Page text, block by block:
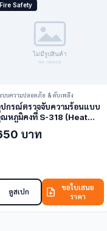
Fire Safety
บบความปลอดภัย & ดับเพลิง
กรณ์ตรวจจับความร้อนแบบ
หภูมิคงที่ S-318 (Heat
บาท
ดูสเปก
ขอใบเสนอ
ราคา